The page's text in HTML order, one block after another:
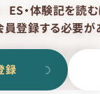
ES・体験記を読む
員登録する必要が
録